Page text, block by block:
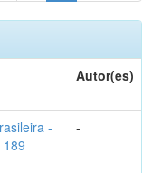
Autor(es)
-
189
-